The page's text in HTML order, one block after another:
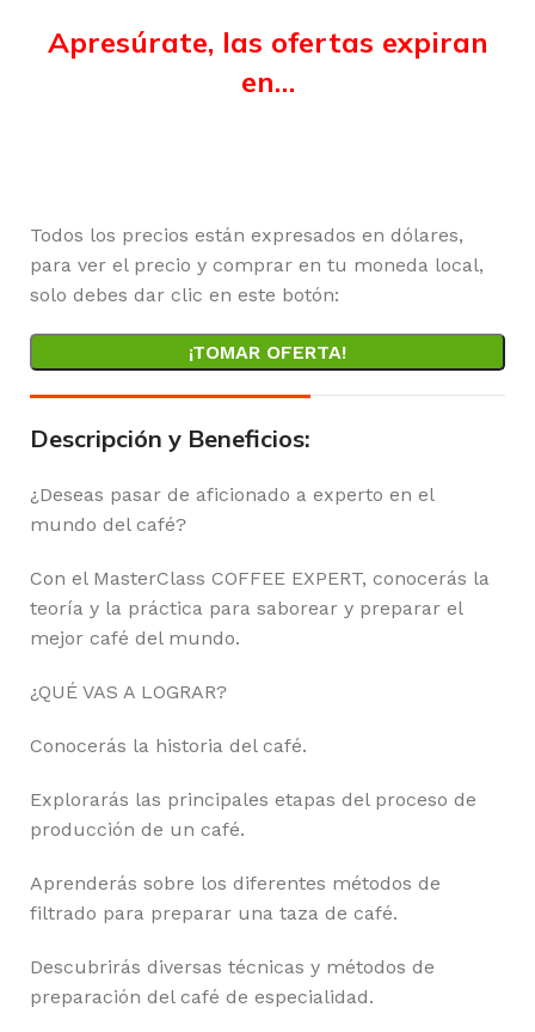
Apresúrate, las ofertas expiran
en…
Todos los precios están expresados en dólares,
para ver el precio y comprar en tu moneda local,
solo debes dar clic en este botón:
¡TOMAR OFERTA!
Descripción y Beneficios:
¿Deseas pasar de aficionado a experto en el
mundo del café?
Con el MasterClass COFFEE EXPERT, conocerás la
teoría y la práctica para saborear y preparar el
mejor café del mundo.
¿QUÉ VAS A LOGRAR?
Conocerás la historia del café.
Explorarás las principales etapas del proceso de
producción de un café.
Aprenderás sobre los diferentes métodos de
filtrado para preparar una taza de café.
Descubrirás diversas técnicas y métodos de
preparación del café de especialidad.